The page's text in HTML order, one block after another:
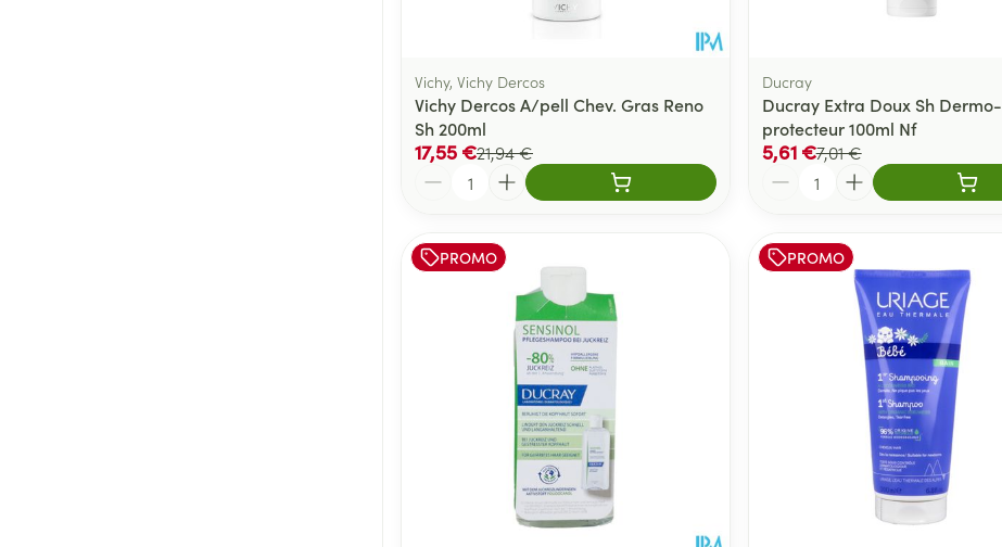
Vichy, Vichy Dercos
Vichy Dercos A/pell Chev. Gras Reno
Sh 200ml
21,94 €
17,55 €
Quantité
Ducray
Ducray Extra Doux Sh Dermo-
protecteur 100ml Nf
7,01 €
5,61 €
Quantité
PROMO PROMO